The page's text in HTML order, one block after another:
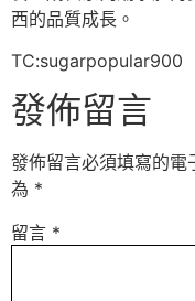
西的品質成長。
TC:sugarpopular900
發佈留言
發佈留言必須填寫的電
為 *
留言 *